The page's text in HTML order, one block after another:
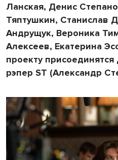
Ланская, Денис
Тяптушкин, Станислав
Андрущук, Вероника
Алексеев, Екатерина
проекту
рэпер ST (Александр